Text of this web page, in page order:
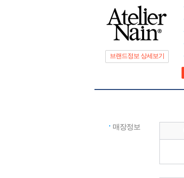
브랜드정보 상세보기
매장정보